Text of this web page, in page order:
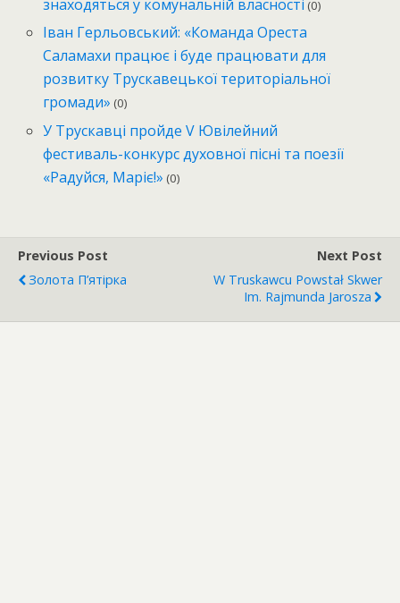
знаходяться у комунальній власності (0)
Іван Герльовський: «Команда Ореста
Саламахи працює і буде працювати для
розвитку Трускавецької територіальної
громади» (0)
У Трускавці пройде V Ювілейний
фестиваль-конкурс духовної пісні та поезії
«Радуйся, Маріє!» (0)
Previous Post
Золота П’ятірка
Next Post
W Truskawcu Powstał Skwer
Im. Rajmunda Jarosza